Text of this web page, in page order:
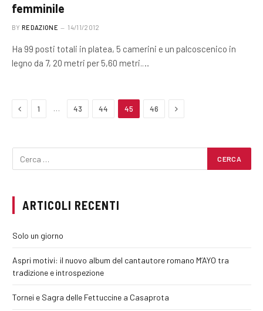
femminile
BY REDAZIONE 14/11/2012
Ha 99 posti totali in platea, 5 camerini e un palcoscenico in
legno da 7, 20 metri per 5,60 metri.…
Previous
1 43 44 45 46 Next
ARTICOLI RECENTI
Solo un giorno
Aspri motivi: il nuovo album del cantautore romano M’AYO tra
tradizione e introspezione
Tornei e Sagra delle Fettuccine a Casaprota